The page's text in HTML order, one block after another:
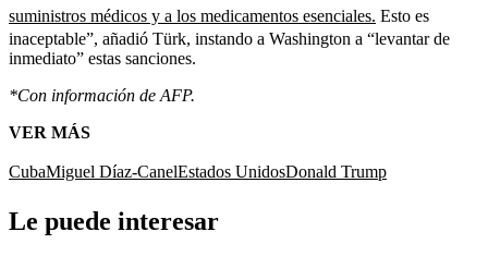
suministros médicos y a los medicamentos esenciales. Esto es
inaceptable”, añadió Türk, instando a Washington a “levantar de
inmediato” estas sanciones.
*Con información de AFP.
VER MÁS
CubaMiguel Díaz-CanelEstados UnidosDonald Trump
Le puede interesar